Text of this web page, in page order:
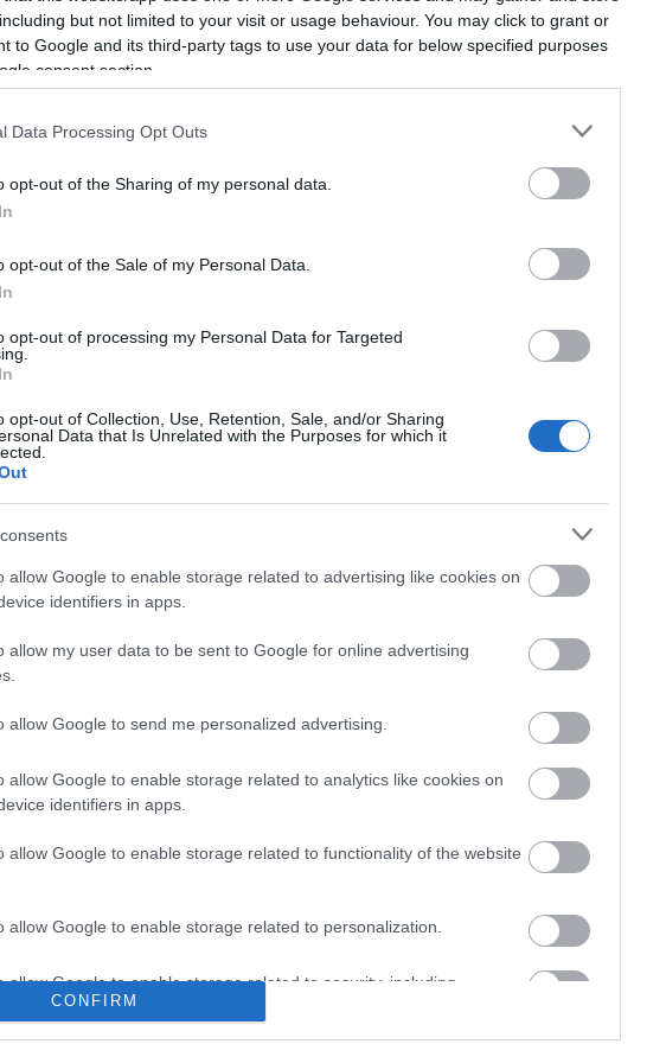
but not limited to your visit or usage behaviour. You may click to grant or
to Google and its third-party tags to use your data for below specified purposes
consent section.
Data Processing Opt Outs
opt-out of the Sharing of my personal data.
opt-out of the Sale of my Personal Data.
opt-out of processing my Personal Data for Targeted
opt-out of Collection, Use, Retention, Sale, and/or Sharing
Data that Is Unrelated with the Purposes for which it
allow Google to enable storage related to advertising like cookies on
identifiers in apps.
allow my user data to be sent to Google for online advertising
allow Google to send me personalized advertising.
allow Google to enable storage related to analytics like cookies on
identifiers in apps.
allow Google to enable storage related to functionality of the website
allow Google to enable storage related to personalization.
allow Google to enable storage related to security, including
functionality and fraud prevention, and other user protection.
CONFIRM
Attila, Budafok-Tétény polgármestere méltatta a
felett a színész portréja látható.
mellett a Klauzál Bérlet színházi előadásainak,
és komolyzenei koncertnek is. A Budafoki Dohnányi
fellépője szintén e teremben adja hangversenyeit.